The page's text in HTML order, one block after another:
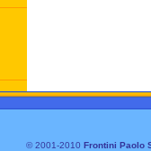
© 2001-2010 Frontini Paolo